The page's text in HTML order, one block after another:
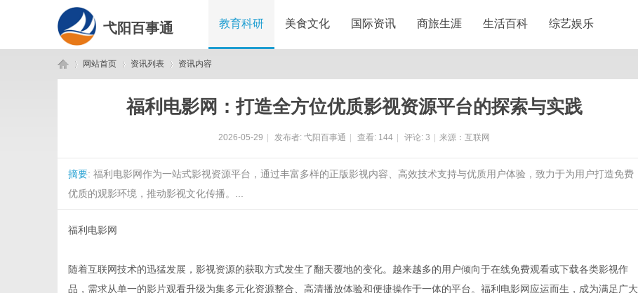
弋阳百事通 教育科研 美食文化 国际资讯 商旅生涯 生活百科 综艺娱乐
网站首页 资讯列表 资讯内容
福利电影网：打造全方位优质影视资源平台的探索与实践
2026-05-29 发布者: 弋阳百事通 查看: 144 评论: 3 来源：互联网
摘要: 福利电影网作为一站式影视资源平台，通过丰富多样的正版影视内容、高效技术支持与优质用户体验，致力于为用户打造免费
优质的观影环境，推动影视文化传播。...
福利电影网
随着互联网技术的迅猛发展，影视资源的获取方式发生了翻天覆地的变化。越来越多的用户倾向于在线免费观看或下载各类影视作
品，需求从单一的影片观看升级为集多元化资源整合、高清播放体验和便捷操作于一体的平台。福利电影网应运而生，成为满足广大